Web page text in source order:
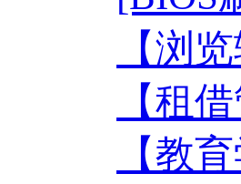
【浏
【租
【教